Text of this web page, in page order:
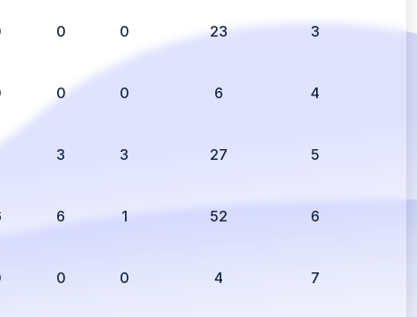
0 0 23 3
0 0 6 4
3 3 27 5
6 1 52 6
0 0 4 7